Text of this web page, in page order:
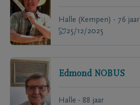
Halle (Kempen) - 76 jaar
25/12/2025
Edmond NOBUS
Halle - 88 jaar